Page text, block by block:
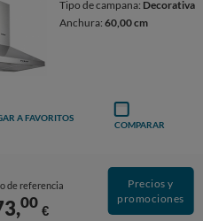
Tipo de campana: Decorativa
Anchura:60,00 cm
A FAVORITOS
COMPARAR
de referencia
00 €
Precios y
promociones